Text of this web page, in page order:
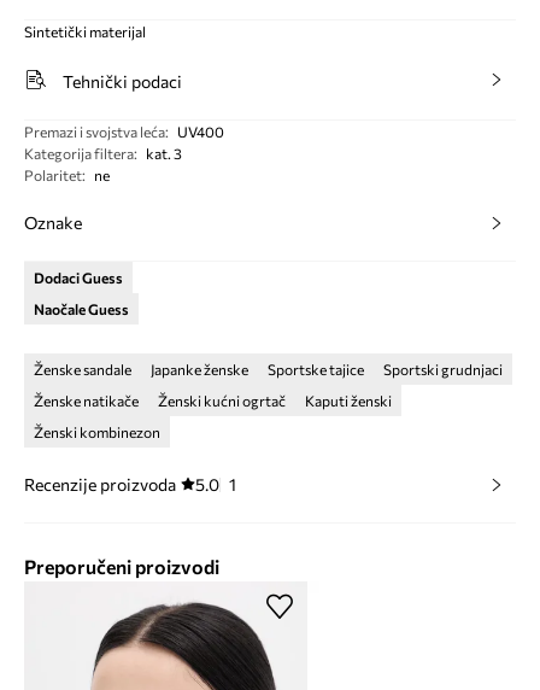
Sintetički materijal
Tehnički podaci
Premazi i svojstva leća:
UV400
Kategorija filtera:
kat. 3
Polaritet: ne
Oznake
Dodaci Guess
Naočale Guess
Ženske sandale Japanke ženske Sportske tajice
Sportski grudnjaci
Ženske natikače
Ženski kućni ogrtač
Kaputi ženski
Ženski kombinezon
Recenzije proizvoda 5.0 1
Preporučeni proizvodi